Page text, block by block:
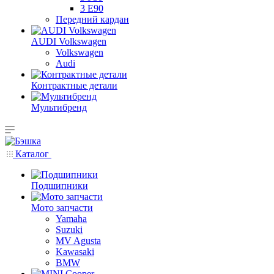
3 E90
Передний кардан
AUDI Volkswagen
Volkswagen
Audi
Контрактные детали
Мультибренд
Каталог
Подшипники
Мото запчасти
Yamaha
Suzuki
MV Agusta
Kawasaki
BMW